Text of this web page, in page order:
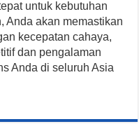
untuk kebutuhan
Anda akan memastikan
kecepatan cahaya,
dan pengalaman
Anda di seluruh Asia